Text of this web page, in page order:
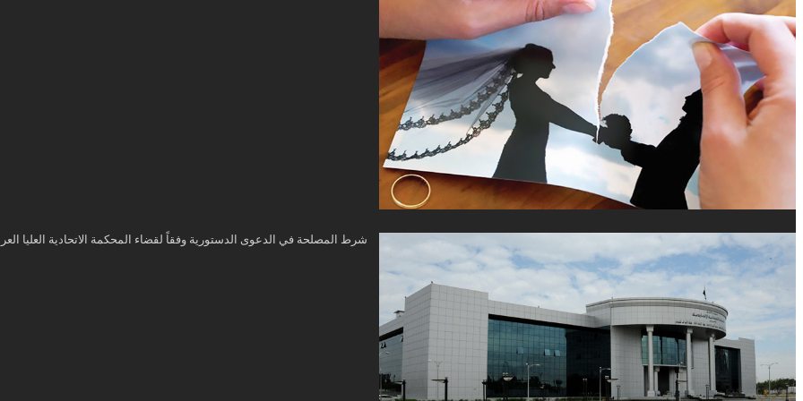
شرط المصلحة في الدعوى الدستورية وفقاً لقضاء المحكمة الاتحادية العليا